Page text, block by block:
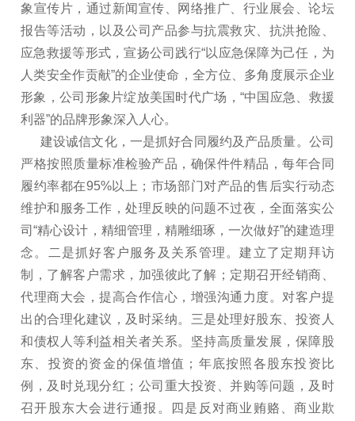
象宣传片，通过新闻宣传、网络推广、行业展会、论坛
报告等活动，以及公司产品参与抗震救灾、抗洪抢险、
应急救援等形式，宣扬公司践行“以应急保障为己任，为
人类安全作贡献”的企业使命，全方位、多角度展示企业
形象，公司形象片绽放美国时代广场，“中国应急、救援
利器”的品牌形象深入人心。
建设诚信文化，一是抓好合同履约及产品质量。公司
严格按照质量标准检验产品，确保件件精品，每年合同
履约率都在95%以上；市场部门对产品的售后实行动态
维护和服务工作，处理反映的问题不过夜，全面落实公
司“精心设计，精细管理，精雕细琢，一次做好”的建造理
念。二是抓好客户服务及关系管理。建立了定期拜访
制，了解客户需求，加强彼此了解；定期召开经销商、
代理商大会，提高合作信心，增强沟通力度。对客户提
出的合理化建议，及时采纳。三是处理好股东、投资人
和债权人等利益相关者关系。坚持高质量发展，保障股
东、投资的资金的保值增值；年底按照各股东投资比
例，及时兑现分红；公司重大投资、并购等问题，及时
召开股东大会进行通报。四是反对商业贿赂、商业欺